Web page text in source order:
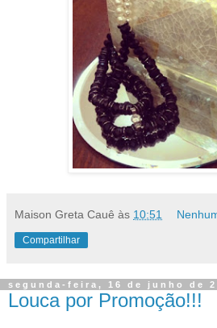
Maison Greta Cauê às 10:51
Compartilhar
segunda-feira, 16 de junho de
Louca por Promoção!!!